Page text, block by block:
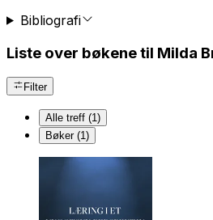
Bibliografi
Liste over bøkene til Milda
Filter
Alle treff (1)
Bøker (1)